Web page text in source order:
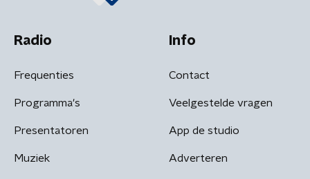
Radio
Frequenties
Programma's
Presentatoren
Muziek
Info
Contact
Veelgestelde vragen
App de studio
Adverteren